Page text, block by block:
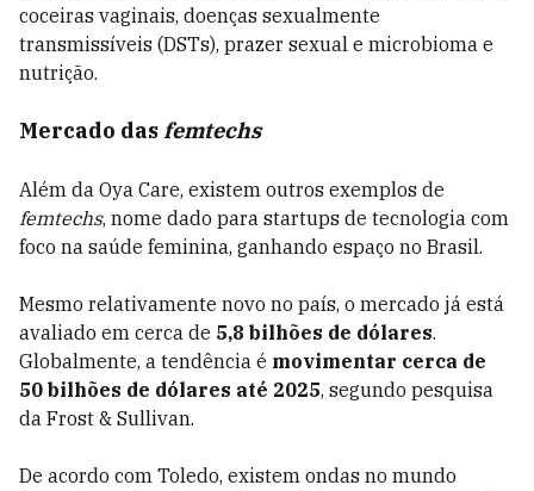
coceiras vaginais, doenças sexualmente
transmissíveis (DSTs), prazer sexual e microbioma e
nutrição.
Mercado dasfemtechs
Além da Oya Care, existem outros exemplos de
femtechs, nome dado para startups de tecnologia com
foco na saúde feminina, ganhando espaço no Brasil.
Mesmo relativamente novo no país, o mercado já está
avaliado em cerca de 5,8 bilhões de dólares.
Globalmente, a tendência é movimentar cerca de
50 bilhões de dólares até 2025, segundo pesquisa
da Frost & Sullivan.
De acordo com Toledo, existem ondas no mundo